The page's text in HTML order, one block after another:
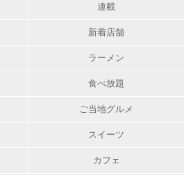
連載
新着店舗
ラーメン
食べ放題
ご当地グルメ
スイーツ
カフェ